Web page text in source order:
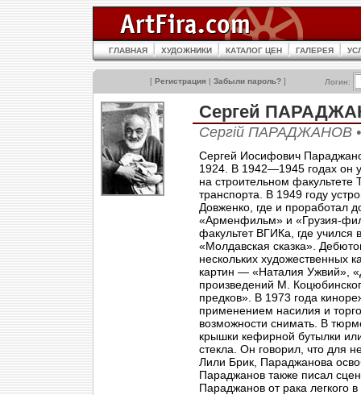
ГЛАВНАЯ ХУДОЖНИКИ КАТАЛОГ ЦЕН ГАЛЕРЕЯ
[ Регистрация | Забыли пароль? ] Логин:
Сергей
Сергій ПАРАДЖАНОВ •
Сергей Иосифович
1924. В 1942—1945 годах он
на строительном факультете
транспорта. В 1949 году
Довженко, где и проработал
«Арменфильм» и «Грузия-
факультет ВГИКа, где
«Молдавская сказка».
нескольких художественных
картин — «Наталия Ужвий»,
произведений М.
предков». В 1973 года
применением насилия и
возможности снимать. В
крышки кефирной бутылки
стекла. Он говорил, что для
Лили Брик, Параджанова
Параджанов также писал
Параджанов от рака легкого